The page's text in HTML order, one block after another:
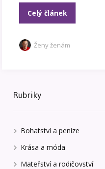
Celý článek
Ženy ženám
Rubriky
Bohatství a peníze
Krása a móda
Mateřství a rodičovství